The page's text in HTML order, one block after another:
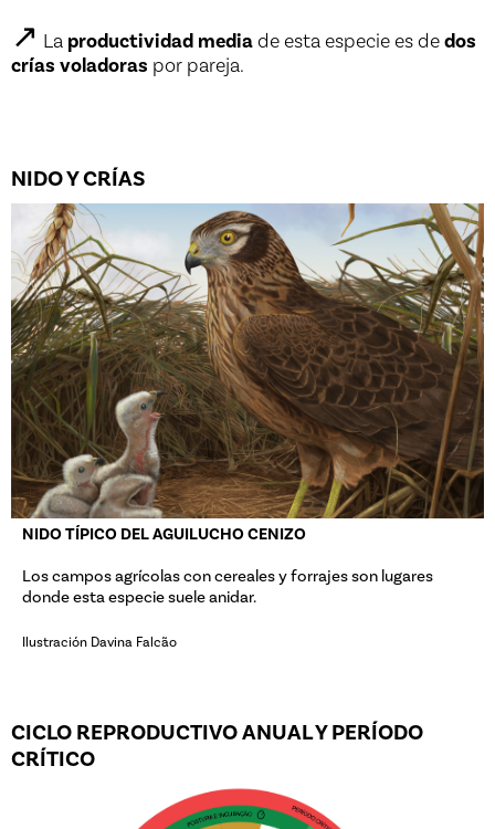
↗ La productividad mediade esta especie es dedos
crías voladoras por pareja.
NIDO Y CRÍAS
NIDO TÍPICO DEL AGUILUCHO CENIZO
Los campos agrícolas con cereales y forrajes son lugares
donde esta especie suele anidar.
Ilustración Davina Falcão
CICLO REPRODUCTIVO ANUAL Y PERÍODO
CRÍTICO